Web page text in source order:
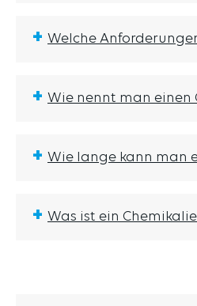
+ Welche
+ Wie nennt man einen
+ Wie lange kann man
+ Was ist ein